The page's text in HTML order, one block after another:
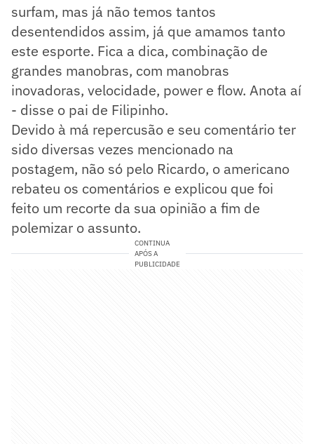
surfam, mas já não temos tantos
desentendidos assim, já que amamos tanto
este esporte. Fica a dica, combinação de
grandes manobras, com manobras
inovadoras, velocidade, power e flow. Anota aí
- disse o pai de Filipinho.
Devido à má repercusão e seu comentário ter
sido diversas vezes mencionado na
postagem, não só pelo Ricardo, o americano
rebateu os comentários e explicou que foi
feito um recorte da sua opinião a fim de
polemizar o assunto.
CONTINUA
APÓS A
PUBLICIDADE